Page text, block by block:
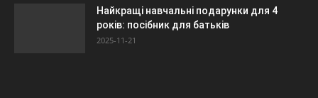
Найкращі навчальні подарунки для 4
років: посібник для батьків
2025-11-21